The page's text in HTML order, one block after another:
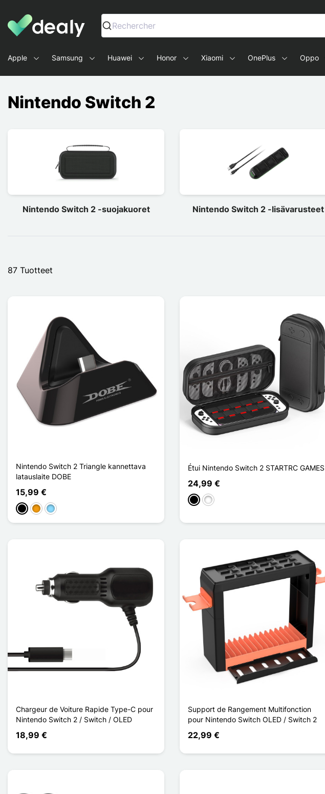
Dealy - Kotelot ja tarvikkeet älypuhelimille ja tableteille
Rechercher
Apple Samsung Huawei Honor Xiaomi OnePlus Oppo
Nintendo Switch 2
Nintendo Switch 2 -suojakuoret Nintendo Switch 2 -lisävarusteet
87 Tuotteet
Nintendo Switch 2 Triangle kannettava
latauslaite DOBE
15,99 €
MustaOranssiBleu Clair
Étui Nintendo Switch 2 STARTRC GAMES
24,99 €
MustaValkoinen
Chargeur de Voiture Rapide Type-C pour
Nintendo Switch 2 / Switch / OLED
18,99 €
Support de Rangement Multifonction
pour Nintendo Switch OLED / Switch 2
22,99 €